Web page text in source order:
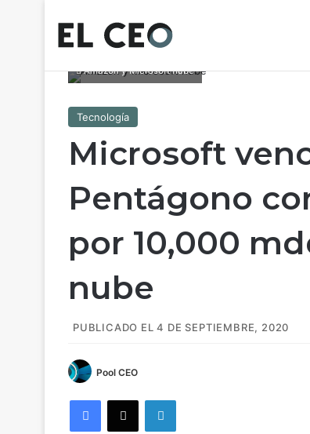
Amazon y Microsoft nube
Tecnología
Microsoft
Pentágono
por 10,000
nube
PUBLICADO EL 4 DE SEPTIEMBRE, 2020
Pool CEO